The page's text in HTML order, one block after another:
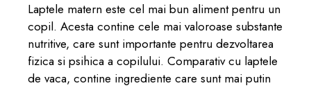
Laptele matern este cel mai bun aliment pentru un
copil. Acesta contine cele mai valoroase substante
nutritive, care sunt importante pentru dezvoltarea
fizica si psihica a copilului. Comparativ cu laptele
de vaca, contine ingrediente care sunt mai putin